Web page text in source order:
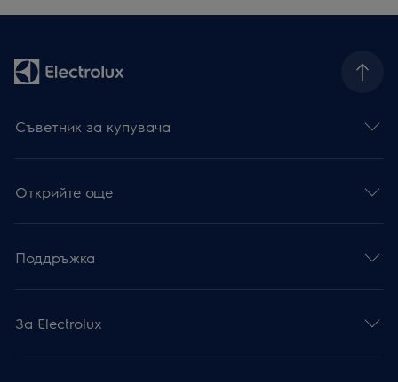
Съветник за купувача
Открийте още
Поддръжка
За Electrolux